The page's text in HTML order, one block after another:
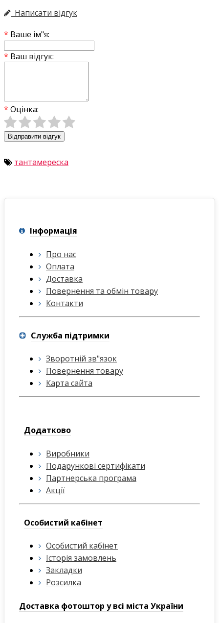
Написати відгук
Ваше ім"я:
Ваш відгук:
Оцінка:
Відправити відгук
тантамереска
Інформація
Про нас
Оплата
Доставка
Повернення та обмін товару
Контакти
Служба підтримки
Зворотній зв"язок
Повернення товару
Карта сайта
Додатково
Виробники
Подарункові сертифікати
Партнерська програма
Акції
Особистий кабінет
Особистий кабінет
Історія замовлень
Закладки
Розсилка
Доставка фотоштор у всі міста України